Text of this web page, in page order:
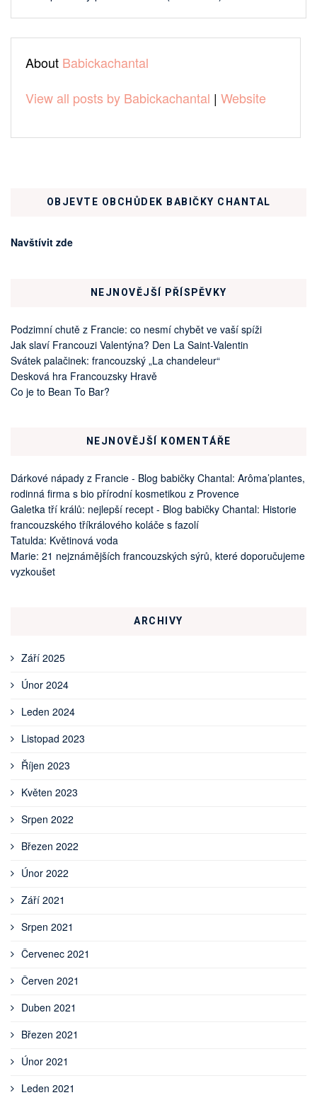
About Babickachantal
View all posts by Babickachantal | Website
OBJEVTE OBCHŮDEK BABIČKY CHANTAL
Navštívit zde
NEJNOVĚJŠÍ PŘÍSPĚVKY
Podzimní chutě z Francie: co nesmí chybět ve vaší spíži
Jak slaví Francouzi Valentýna? Den La Saint-Valentin
Svátek palačinek: francouzský „La chandeleur“
Desková hra Francouzsky Hravě
Co je to Bean To Bar?
NEJNOVĚJŠÍ KOMENTÁŘE
Dárkové nápady z Francie - Blog babičky Chantal: Arôma’plantes,
rodinná firma s bio přírodní kosmetikou z Provence
Galetka tří králů: nejlepší recept - Blog babičky Chantal: Historie
francouzského tříkrálového koláče s fazolí
Tatulda: Květinová voda
Marie: 21 nejznámějších francouzských sýrů, které doporučujeme
vyzkoušet
ARCHIVY
Září 2025
Únor 2024
Leden 2024
Listopad 2023
Říjen 2023
Květen 2023
Srpen 2022
Březen 2022
Únor 2022
Září 2021
Srpen 2021
Červenec 2021
Červen 2021
Duben 2021
Březen 2021
Únor 2021
Leden 2021